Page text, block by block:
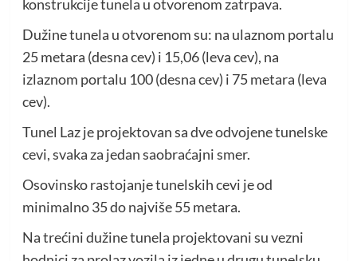
konstrukcije tunela u otvorenom zatrpava.
Dužine tunela u otvorenom su: na ulaznom portalu
25 metara (desna cev) i 15,06 (leva cev), na
izlaznom portalu 100 (desna cev) i 75 metara (leva
cev).
Tunel Laz je projektovan sa dve odvojene tunelske
cevi, svaka za jedan saobraćajni smer.
Osovinsko rastojanje tunelskih cevi je od
minimalno 35 do najviše 55 metara.
Na trećini dužine tunela projektovani su vezni